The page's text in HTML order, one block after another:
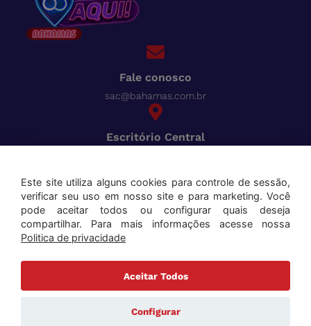
Fale conosco
sac@bahamas.com.br
Escritório Central
Cred
Aceitamos os seguintes cartões:
Este site utiliza alguns cookies para controle de sessão,
verificar seu uso em nosso site e para marketing. Você
pode aceitar todos ou configurar quais deseja
compartilhar. Para mais informações acesse nossa
Politica de privacidade
Aceitar Todos
Configurar